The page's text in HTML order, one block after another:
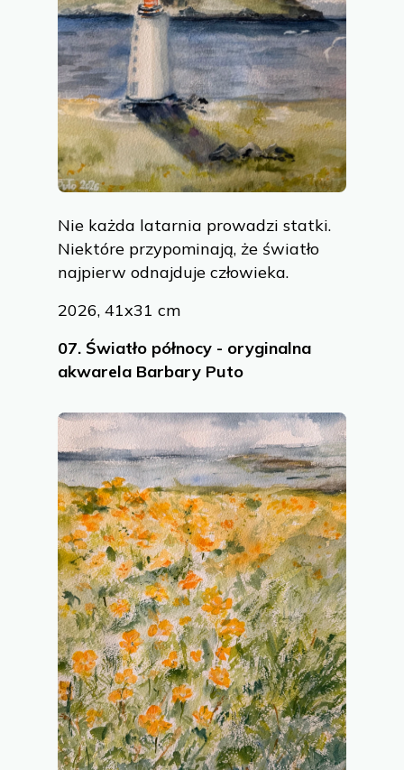
Nie każda latarnia prowadzi statki.
Niektóre przypominają, że światło
najpierw odnajduje człowieka.
2026, 41x31 cm
07. Światło północy - oryginalna
akwarela Barbary Puto
Consent to cookies
Cookies are small data files stored on your
device while browsing websites. We use them